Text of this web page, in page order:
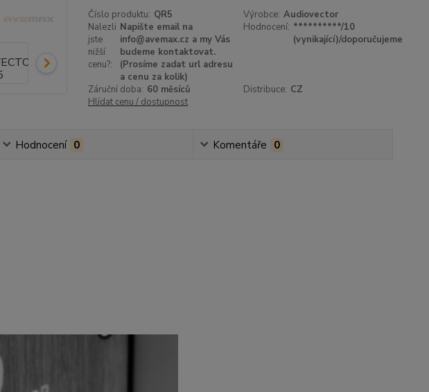
Číslo produktu: QR5 Výrobce: Audiovector
Nalezli
jste
nižší
cenu?:
Napište email na
info@avemax.cz a my Vás
budeme kontaktovat.
(Prosíme zadat url adresu
a cenu za kolik)
Hodnocení: **********/10
(vynikající)/doporučujeme
Záruční doba: 60 měsíců Distribuce: CZ
Hlídat cenu / dostupnost
Hodnocení 0 Komentáře 0